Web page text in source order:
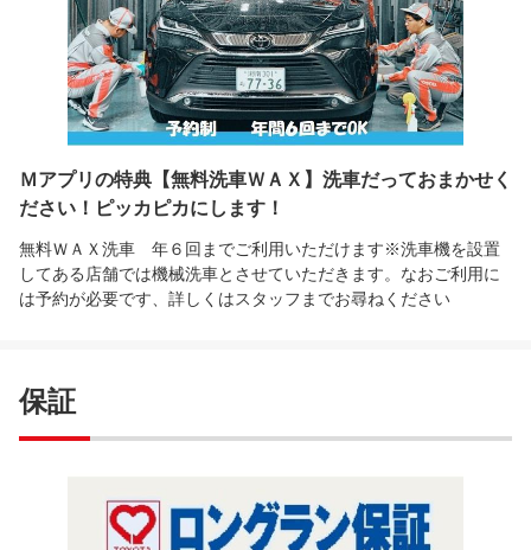
Ｍアプリの特典【無料洗車ＷＡＸ】洗車だっておまかせく
ださい！ピッカピカにします！
無料ＷＡＸ洗車 年６回までご利用いただけます※洗車機を設置
してある店舗では機械洗車とさせていただきます。なおご利用に
は予約が必要です、詳しくはスタッフまでお尋ねください
保証